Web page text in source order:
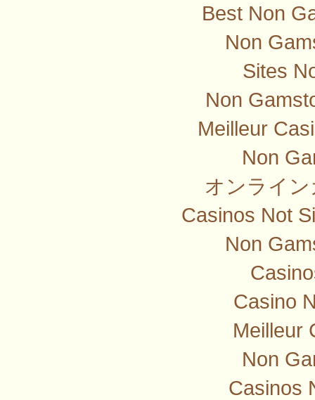
Best Non
Non
Sites
Non
Meilleur
Non
オンライ
Casinos Not
Non
Casino
Meilleur
Non
Casinos